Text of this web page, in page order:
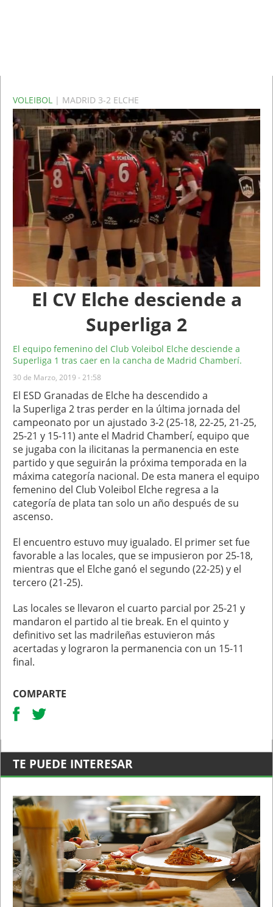
VOLEIBOL | MADRID 3-2 ELCHE
El CV Elche desciende a
Superliga 2
El equipo femenino del Club Voleibol Elche desciende a
Superliga 1 tras caer en la cancha de Madrid Chamberí.
30 de Marzo, 2019 - 21:58
El ESD Granadas de Elche ha descendido a
la Superliga 2 tras perder en la última jornada del
campeonato por un ajustado 3-2 (25-18, 22-25, 21-25,
25-21 y 15-11) ante el Madrid Chamberí, equipo que
se jugaba con la ilicitanas la permanencia en este
partido y que seguirán la próxima temporada en la
máxima categoría nacional. De esta manera el equipo
femenino del Club Voleibol Elche regresa a la
categoría de plata tan solo un año después de su
ascenso.
El encuentro estuvo muy igualado. El primer set fue
favorable a las locales, que se impusieron por 25-18,
mientras que el Elche ganó el segundo (22-25) y el
tercero (21-25).
Las locales se llevaron el cuarto parcial por 25-21 y
mandaron el partido al tie break. En el quinto y
definitivo set las madrileñas estuvieron más
acertadas y lograron la permanencia con un 15-11
final.
COMPARTE
TE PUEDE INTERESAR